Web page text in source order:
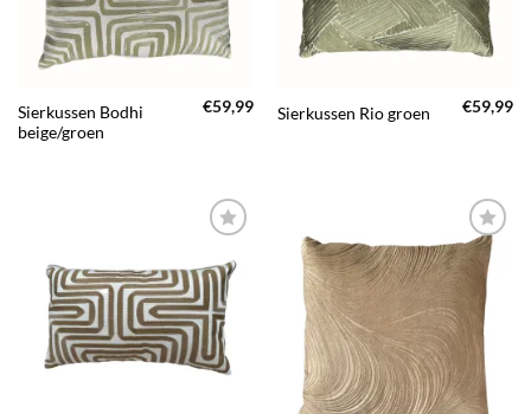
Sierkussen Bodhi
beige/groen
€59,99 Sierkussen Rio groen €59,99
TOEVOEGEN
AAN JOUW
FAVORIETEN
TOEVOEGEN
AAN JOUW
FAVORIETEN